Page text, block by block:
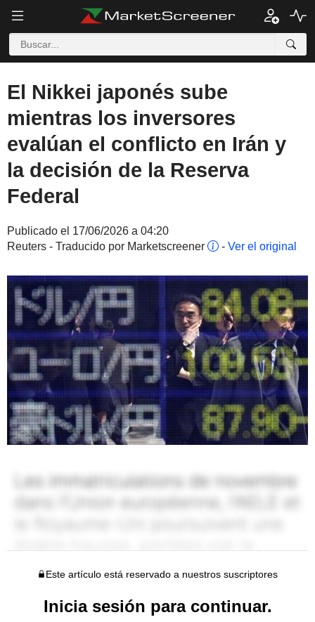
El Nikkei japonés sube
mientras los inversores
evalúan el conflicto en Irán y
la decisión de la Reserva
Federal
Publicado el 17/06/2026 a 04:20
Reuters - Traducido por Marketscreener
- Ver el original
Este artículo está reservado a nuestros suscriptores
Inicia sesión para continuar.